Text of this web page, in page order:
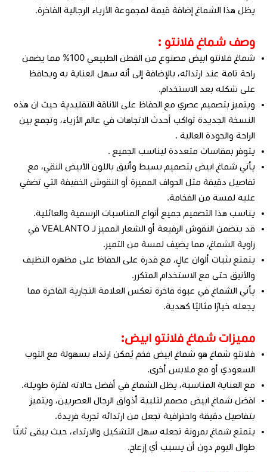
يظل هذا الشماغ إضافة قيمة لمجموعة الأزياء الرجالية الفاخرة.
وصف شماغ فلانتو :
شماغ فلانتو ابيض مصنوع من القطن الطبيعي 100% مما يضمن
راحة تامة عند ارتدائه، بالإضافة إلى أنه سهل العناية به ويحافظ
على شكله بعد الاستخدام.
ويتميز بتصميم عصري مع الحفاظ على الأناقة التقليدية حيث ان هذه
النسخة الجديدة تواكب أحدث الاتجاهات في عالم الأزياء، وتجمع بين
الراحة والجودة العالية .
يتوفر بمقاسات متعددة ليناسب الجميع .
يأتي شماغ ابيض بتصميم بسيط وأنيق باللون الأبيض النقي، مع
تفاصيل دقيقة مثل الحواف المميزة أو النقوش الخفيفة التي تضفي
عليه لمسة من الفخامة.
يناسب هذا التصميم جميع أنواع المناسبات الرسمية والعائلية.
قد يتضمن النقوش الرفيعة أو الشعار المميز لـ VEALANTO في
زاوية الشماغ، مما يضيف لمسة من التميز.
يتمتع بثبات ألوان عالٍ، مع قدرة على الحفاظ على مظهره النظيف
والأنيق حتى مع الاستخدام المتكرر.
يأتي الشماغ في عبوة فاخرة تعكس العلامة التجارية الفاخرة مما
يجعله خيارًا مثاليًا كهدية.
مميزات شماغ فلانتو ابيض:
فلانتو شماغ هو شماغ ابيض فخم يُمكن ارتداء بسهولة مع الثوب
السعودي أو مع ملابس أخرى.
مع العناية المناسبة، يظل الشماغ في أفضل حالاته لفترة طويلة.
افضل شماغ ابيض مصمم لتلبية أذواق الرجال العصريين، ويتميز
بتفاصيل دقيقة واحترافية تجعل من ارتدائه تجربة فريدة.
يتمتع شماغ بمرونة تجعله سهل التشكيل والارتداء، حيث يبقى ثابتًا
طوال اليوم دون أن يسبب أي إزعاج.